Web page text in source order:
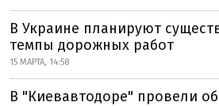
В Украине планируют
темпы дорожных работ
15 МАРТА, 14:58
В "Киевавтодоре" провели